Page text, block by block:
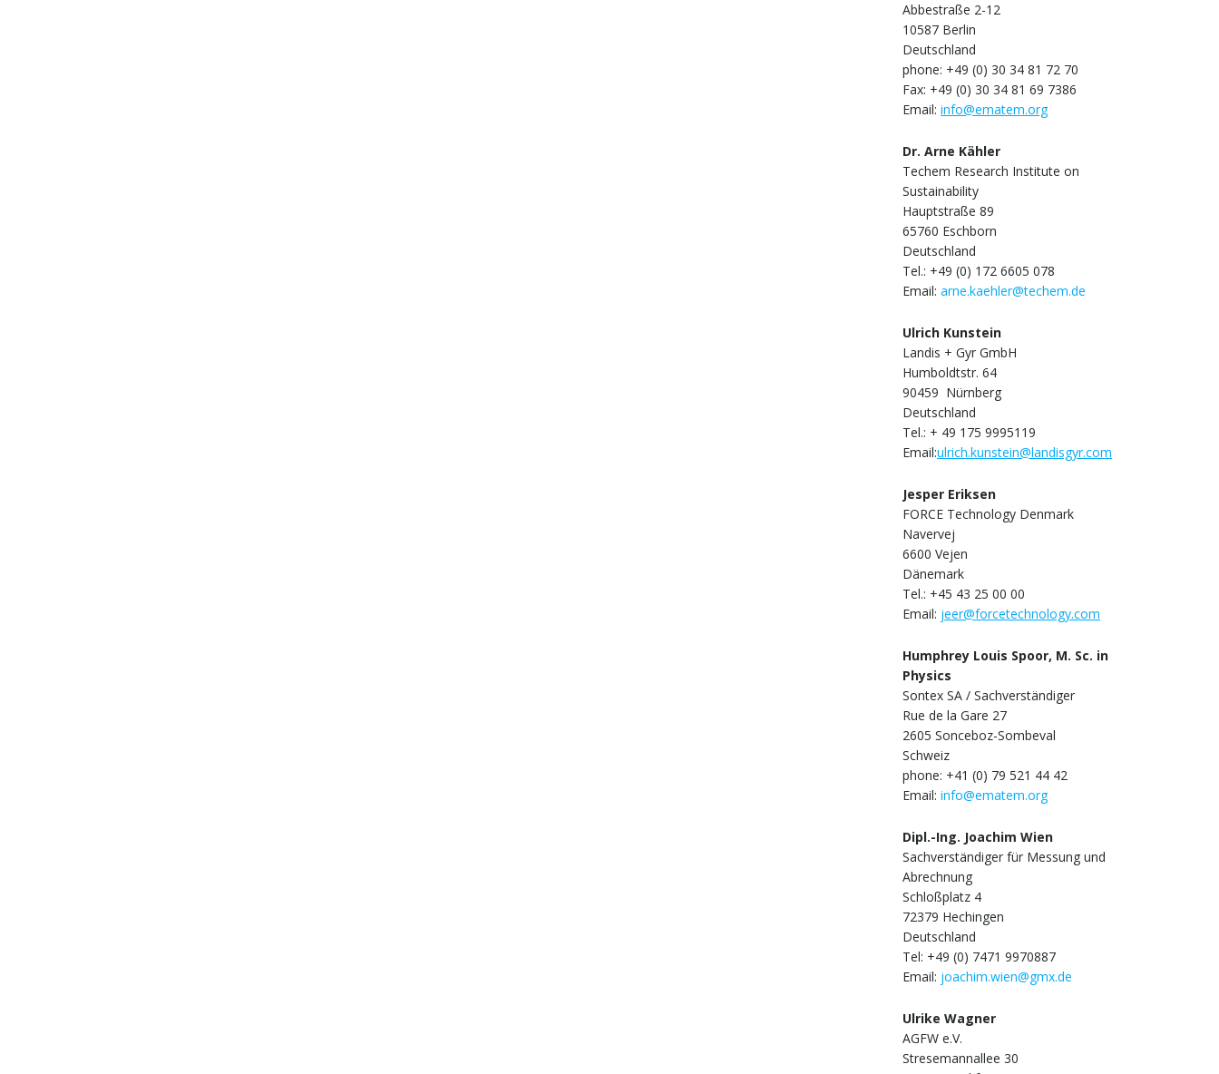
Abbestraße 2-12
10587 Berlin
Deutschland
phone: +49 (0) 30 34 81 72 70
Fax: +49 (0) 30 34 81 69 7386
Email: info@ematem.org
Dr. Arne Kähler
Techem Research Institute on
Sustainability
Hauptstraße 89
65760 Eschborn
Deutschland
Tel.: +49 (0) 172 6605 078
Email: arne.kaehler@techem.de
Ulrich Kunstein
Landis + Gyr GmbH
Humboldtstr. 64
90459 Nürnberg
Deutschland
Tel.: + 49 175 9995119
Email:ulrich.kunstein@landisgyr.com
Jesper Eriksen
FORCE Technology Denmark
Navervej
6600 Vejen
Dänemark
Tel.: +45 43 25 00 00
Email: jeer@forcetechnology.com
Humphrey Louis Spoor, M. Sc. in
Physics
Sontex SA / Sachverständiger
Rue de la Gare 27
2605 Sonceboz-Sombeval
Schweiz
phone: +41 (0) 79 521 44 42
Email: info@ematem.org
Dipl.-Ing. Joachim Wien
Sachverständiger für Messung und
Abrechnung
Schloßplatz 4
72379 Hechingen
Deutschland
Tel: +49 (0) 7471 9970887
Email: joachim.wien@gmx.de
Ulrike Wagner
AGFW e.V.
Stresemannallee 30